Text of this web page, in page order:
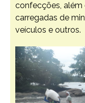
confecções, além
carregadas de
veículos e outros.